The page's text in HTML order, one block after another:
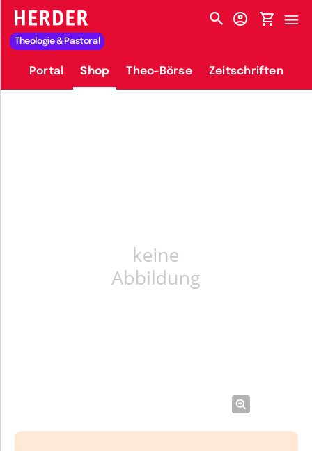
HERDER-MENÜ
Theologie & Pastoral
Portal Shop Theo-Börse Zeitschriften